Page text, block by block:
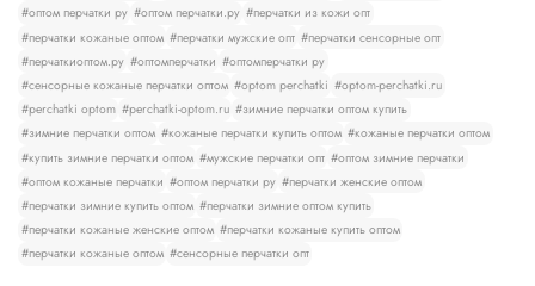
#оптом перчатки ру #оптом перчатки.ру #перчатки из кожи опт
#перчатки кожаные оптом #перчатки мужские опт #перчатки сенсорные опт
#перчаткиоптом.ру #оптомперчатки #оптомперчатки ру
#сенсорные кожаные перчатки оптом #optom perchatki #optom-perchatki.ru
#perchatki optom #perchatki-optom.ru #зимние перчатки оптом купить
#зимние перчатки оптом #кожаные перчатки купить оптом #кожаные перчатки оптом
#купить зимние перчатки оптом #мужские перчатки опт #оптом зимние перчатки
#оптом кожаные перчатки #оптом перчатки ру #перчатки женские оптом
#перчатки зимние купить оптом #перчатки зимние оптом купить
#перчатки кожаные женские оптом #перчатки кожаные купить оптом
#перчатки кожаные оптом #сенсорные перчатки опт